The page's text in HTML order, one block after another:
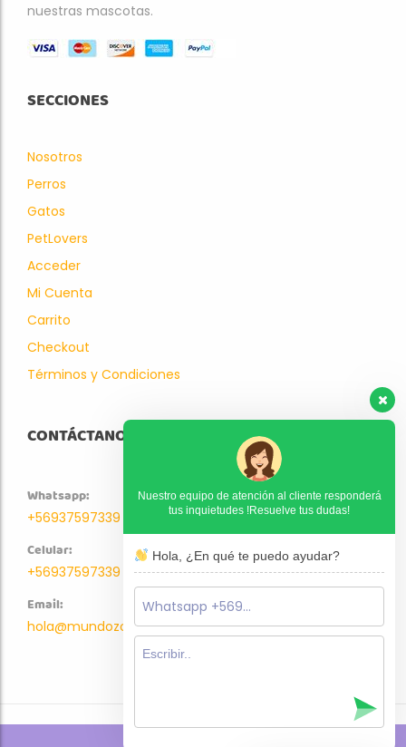
nuestras mascotas.
SECCIONES
Nosotros
Perros
Gatos
PetLovers
Acceder
Mi Cuenta
Carrito
Checkout
Términos y Condiciones
CONTÁCTANOS
Whatsapp:
+56937597339
Celular:
+56937597339
Email:
hola@mundozoo.cl
Nuestro equipo de atención al cliente responderá
tus inquietudes !Resuelve tus dudas!
Hola, ¿En qué te puedo ayudar?